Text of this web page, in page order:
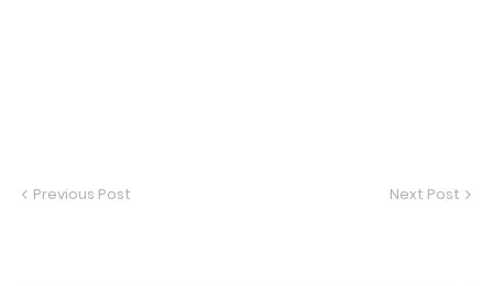
Previous Post Next Post